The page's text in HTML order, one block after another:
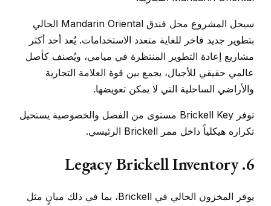
سيحل المشروع محل فندق Mandarin Oriental الحالي
بتطوير جديد فاخر للغاية متعدد الاستخدامات. يُعد أحد أكثر
مشاريع إعادة التطوير المنتظرة في ميامي، ويُصنف كأصل
عالمي حقيقي للأجيال، يجمع بين قوة العلامة التجارية
والأراضي الساحلية التي لا يمكن تعويضها.
توفر Brickell Key مستوى من الفصل والخصوصية يستحيل
تكراره هيكلياً داخل ممر Brickell الرئيسي.
6. Legacy Brickell Inventory
يوفر المخزون الحالي في Brickell، بما في ذلك مبانٍ مثل